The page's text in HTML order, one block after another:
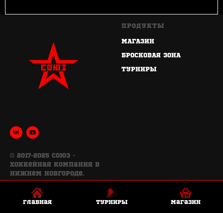
Главная Турниры Магазин
© 2017-2025 Союз -
хоккейная компания в
Нижнем Новгороде.
Все права защищены.
ПРОДУКТЫ
МАГАЗИН
БРОСКОВАЯ ЗОНА
ТУРНИРЫ
ПОЛЕЗНОЕ ИНФОРМАЦИЯ